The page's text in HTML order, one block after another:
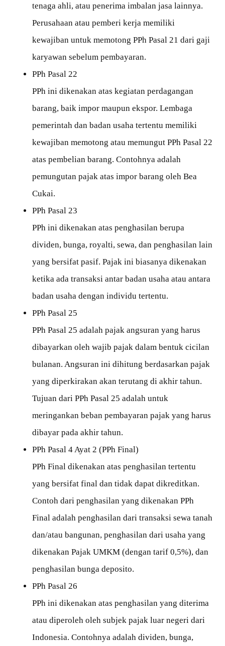
tenaga ahli, atau penerima imbalan jasa lainnya.
Perusahaan atau pemberi kerja memiliki
kewajiban untuk memotong PPh Pasal 21 dari gaji
karyawan sebelum pembayaran.
PPh Pasal 22
PPh ini dikenakan atas kegiatan perdagangan
barang, baik impor maupun ekspor. Lembaga
pemerintah dan badan usaha tertentu memiliki
kewajiban memotong atau memungut PPh Pasal 22
atas pembelian barang. Contohnya adalah
pemungutan pajak atas impor barang oleh Bea
Cukai.
PPh Pasal 23
PPh ini dikenakan atas penghasilan berupa
dividen, bunga, royalti, sewa, dan penghasilan lain
yang bersifat pasif. Pajak ini biasanya dikenakan
ketika ada transaksi antar badan usaha atau antara
badan usaha dengan individu tertentu.
PPh Pasal 25
PPh Pasal 25 adalah pajak angsuran yang harus
dibayarkan oleh wajib pajak dalam bentuk cicilan
bulanan. Angsuran ini dihitung berdasarkan pajak
yang diperkirakan akan terutang di akhir tahun.
Tujuan dari PPh Pasal 25 adalah untuk
meringankan beban pembayaran pajak yang harus
dibayar pada akhir tahun.
PPh Pasal 4 Ayat 2 (PPh Final)
PPh Final dikenakan atas penghasilan tertentu
yang bersifat final dan tidak dapat dikreditkan.
Contoh dari penghasilan yang dikenakan PPh
Final adalah penghasilan dari transaksi sewa tanah
dan/atau bangunan, penghasilan dari usaha yang
dikenakan Pajak UMKM (dengan tarif 0,5%), dan
penghasilan bunga deposito.
PPh Pasal 26
PPh ini dikenakan atas penghasilan yang diterima
atau diperoleh oleh subjek pajak luar negeri dari
Indonesia. Contohnya adalah dividen, bunga,